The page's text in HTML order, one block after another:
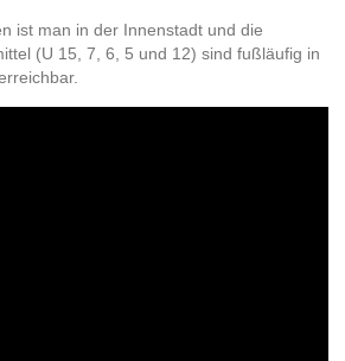
ist man in der Innenstadt und die
(U 15, 7, 6, 5 und 12) sind fußläufig in